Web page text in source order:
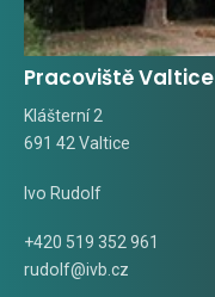
Pracoviště Valtice
Klášterní 2
691 42 Valtice
Ivo Rudolf
+420 519 352 961
rudolf@ivb.cz